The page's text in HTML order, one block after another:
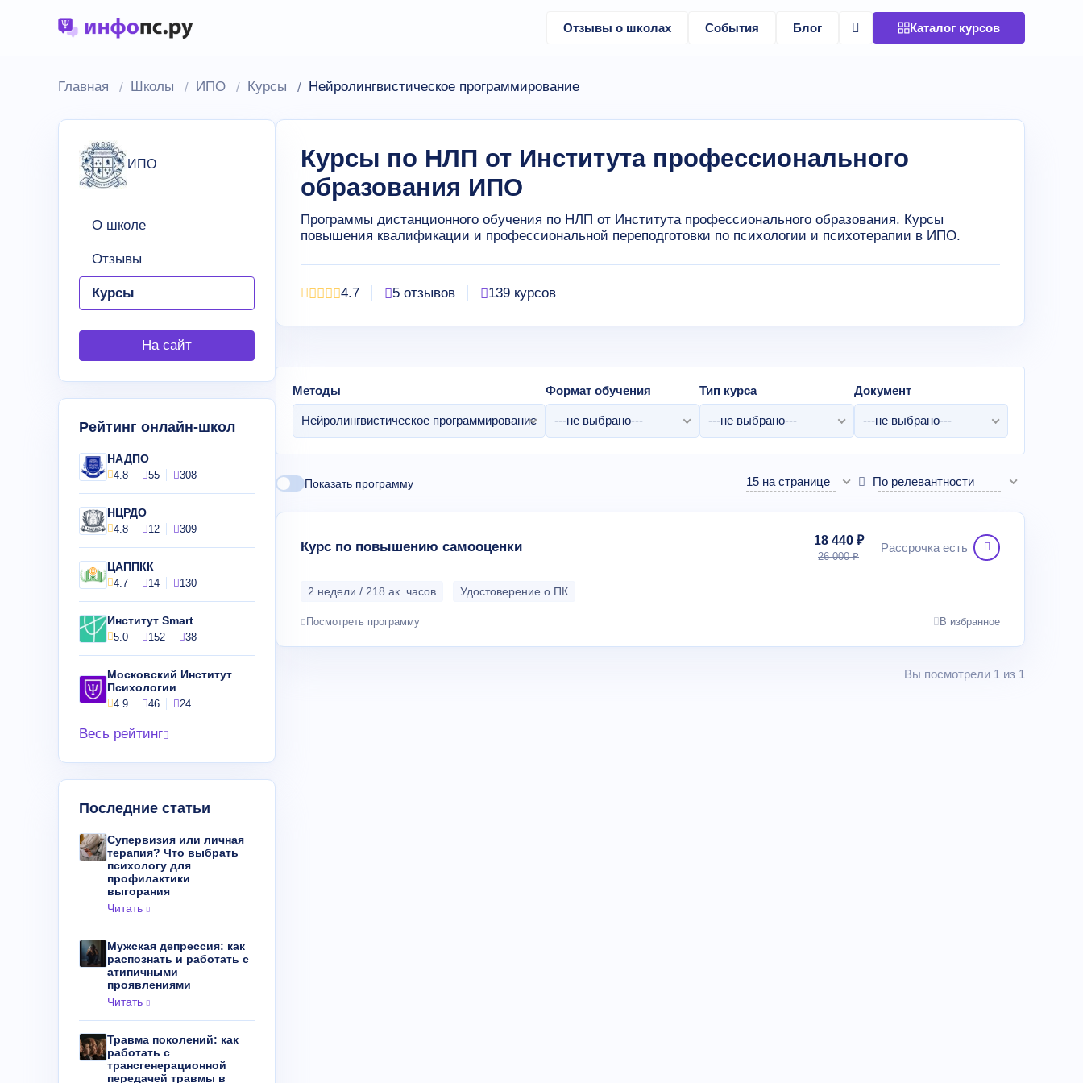
Отзывы о школах События Блог Каталог курсов
Главная Школы ИПО Курсы Нейролингвистическое программирование
Курсы по НЛП от Института профессионального
образования ИПО
Программы дистанционного обучения по НЛП от Института профессионального образования. Курсы
повышения квалификации и профессиональной переподготовки по психологии и психотерапии в ИПО.
4.7 5 отзывов 139 курсов
Методы
Нейролингвистическое программирование
Формат обучения
---не выбрано---
Тип курса
---не выбрано---
Документ
---не выбрано---
Показать программу 15 на странице По релевантности
Курс по повышению самооценки 18 440 ₽
26 000 ₽
Рассрочка есть
2 недели / 218 ак. часов Удостоверение о ПК
Посмотреть программу В избранное
Вы посмотрели 1 из 1
ИПО
О школе
Отзывы
Курсы
На сайт
Рейтинг онлайн-школ
НАДПО
4.8 55 308
НЦРДО
4.8 12 309
ЦАППКК
4.7 14 130
Институт Smart
5.0 152 38
Московский Институт
Психологии
4.9 46 24
Весь рейтинг
Последние статьи
Супервизия или личная
терапия? Что выбрать
психологу для
профилактики
выгорания
Читать
Мужская депрессия: как
распознать и работать с
атипичными
проявлениями
Читать
Травма поколений: как
работать с
трансгенерационной
передачей травмы в